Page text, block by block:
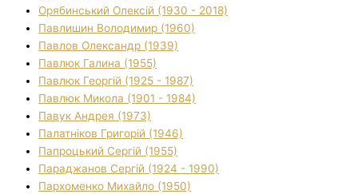
Орябинський Олексій (1930 - 2018)
Павлишин Володимир (1960)
Павлов Олександр (1939)
Павлюк Галина (1955)
Павлюк Георгій (1925 - 1987)
Павлюк Микола (1901 - 1984)
Павук Андрея (1973)
Палатніков Григорій (1946)
Папроцький Сергій (1955)
Параджанов Сергій (1924 - 1990)
Пархоменко Михайло (1950)